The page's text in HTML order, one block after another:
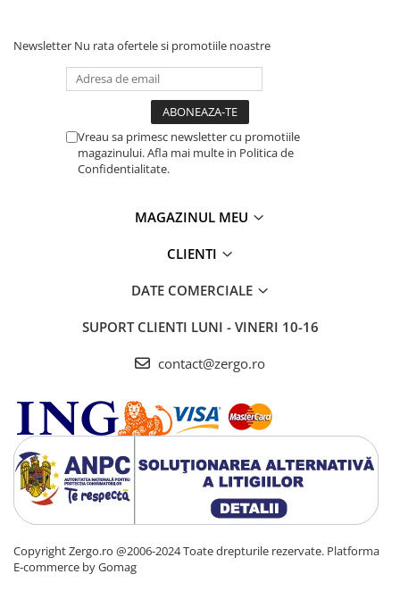
Newsletter Nu rata ofertele si promotiile noastre
Vreau sa primesc newsletter cu promotiile
magazinului. Afla mai multe in Politica de
Confidentialitate.
MAGAZINUL MEU
CLIENTI
DATE COMERCIALE
SUPORT CLIENTI LUNI - VINERI 10-16
contact@zergo.ro
Copyright Zergo.ro @2006-2024 Toate drepturile rezervate. Platforma
E-commerce by Gomag